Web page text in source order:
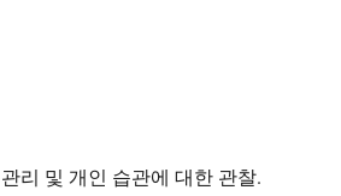
리 및 개인 습관에 대한 관찰.